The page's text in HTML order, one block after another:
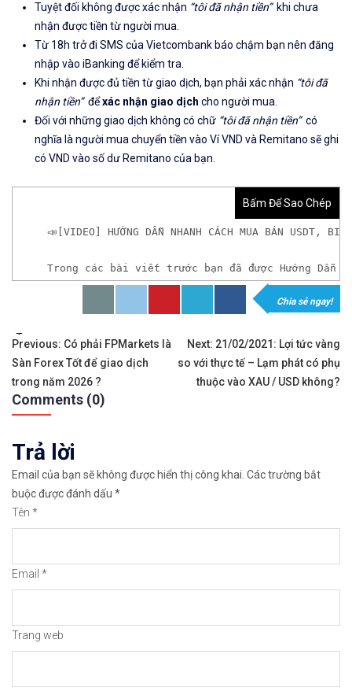
Tuyệt đối không được xác nhận “tôi đã nhận tiền”khi chưa
nhận được tiền từ người mua.
Từ 18h trở đi SMS của Vietcombank báo chậm bạn nên đăng
nhập vào iBanking để kiểm tra.
Khi nhận được đủ tiền từ giao dịch, bạn phải xác nhận “tôi đã
nhận tiền”đểxác nhận giao dịch cho người mua.
Đối với những giao dịch không có chữ “tôi đã nhận tiền”có
nghĩa là người mua chuyển tiền vào Ví VND và Remitano sẽ ghi
có VND vào số dư Remitano của bạn.
Bấm Để Sao Chép
📣[VIDEO] HƯỚNG DẪN NHANH CÁCH MUA BÁN USDT,
Trong các bài viết trước bạn đã được Hướng Dẫn
𝘟𝘦𝘮 𝘤𝘩𝘪 𝘵𝘪ế𝘵: https://chungkhoanforex.com/
✨🏆𝐌ở 𝐭à𝐢 𝐤𝐡𝐨ả𝐧 𝐠𝐢𝐚𝐨 𝐝ị𝐜𝐡 𝐭ạ𝐢 𝐜á𝐜 𝐬à𝐧 𝐭ố𝐭 𝐧𝐡ấ𝐭 𝐭𝐡ế
✅𝘔ở 𝘵à𝘪 𝘬𝘩𝘰ả𝘯 𝘵𝘳ê𝘯 𝘴à𝘯 𝘧𝘰𝘳𝘦𝘹 𝘌𝘹𝘯𝘦𝘴𝘴 𝘜𝘺 𝘛í𝘯 𝘷à
✅𝘔ở 𝘵à𝘪 𝘬𝘩𝘰ả𝘯 𝘵𝘳ê𝘯 𝘴à𝘯 𝘐𝘊𝘔𝘢𝘳𝘬𝘦𝘵𝘴 𝘯ổ𝘪 𝘵𝘪ế𝘯𝘨
✅𝘔ở 𝘵à𝘪 𝘬𝘩𝘰ả𝘯 𝘵𝘳ê𝘯 𝘴à𝘯 𝘉𝘪𝘯𝘢𝘯𝘤𝘦 𝘯ổ𝘪 𝘵𝘪ế𝘯𝘨 𝘯𝘩ấ𝘵
🔗https://chungkhoanforex.com/video-huong-dan-
Chia sẻ ngay!
Tags:
Điều
hướng
bài
viết
Previous: Có phải FPMarkets là
Sàn Forex Tốt để giao dịch
trong năm 2026 ?
Next: 21/02/2021: Lợi tức vàng
so với thực tế – Lạm phát có phụ
thuộc vào XAU / USD không?
Comments (0)
Trả lời
Email của bạn sẽ không được hiển thị công khai. Các trường bắt
buộc được đánh dấu *
Tên *
Email *
Trang web